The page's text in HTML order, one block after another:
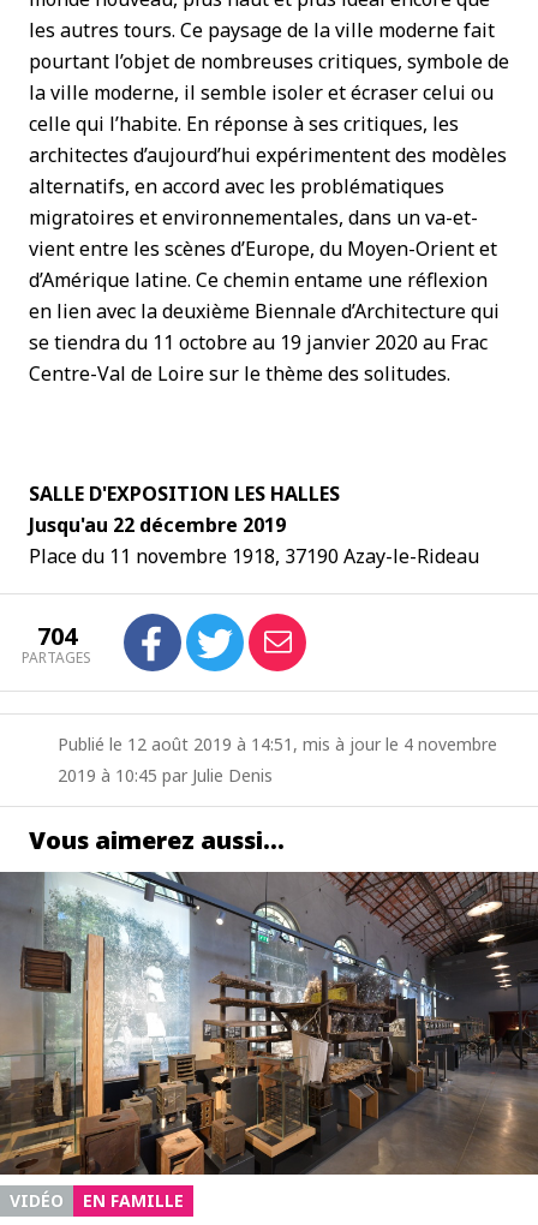
les autres tours. Ce paysage de la ville moderne fait
pourtant l’objet de nombreuses critiques, symbole de
la ville moderne, il semble isoler et écraser celui ou
celle qui l’habite. En réponse à ses critiques, les
architectes d’aujourd’hui expérimentent des modèles
alternatifs, en accord avec les problématiques
migratoires et environnementales, dans un va-et-
vient entre les scènes d’Europe, du Moyen-Orient et
d’Amérique latine. Ce chemin entame une réflexion
en lien avec la deuxième Biennale d’Architecture qui
se tiendra du 11 octobre au 19 janvier 2020 au Frac
Centre-Val de Loire sur le thème des solitudes.
SALLE D'EXPOSITION LES HALLES
Jusqu'au 22 décembre 2019
Place du 11 novembre 1918, 37190 Azay-le-Rideau
704
PARTAGES
Publié le 12 août 2019 à 14:51, mis à jour le 4 novembre
2019 à 10:45 par Julie Denis
Vous aimerez aussi…
VIDÉO EN FAMILLE